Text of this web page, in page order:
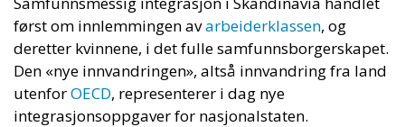
først om innlemmingen avarbeiderklassen, og
deretter kvinnene, i det fulle samfunnsborgerskapet.
Den «nye innvandringen», altså innvandring fra land
utenforOECD, representerer i dag nye
integrasjonsoppgaver for nasjonalstaten.